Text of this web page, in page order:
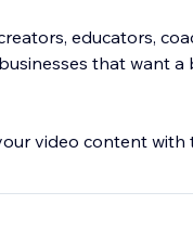
educators,
that want
video content with